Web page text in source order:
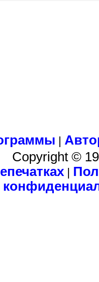
|
Copyright ©
|